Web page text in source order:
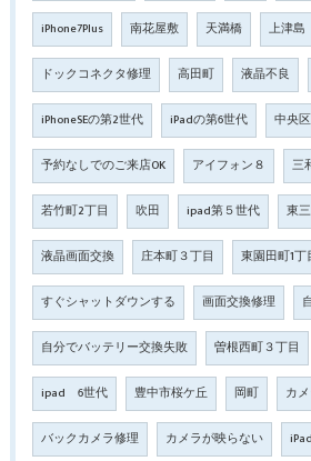
iPhone7Plus 南花屋敷 天満橋 上津島
ドックコネクタ修理 高田町 液晶不良
iPhoneSEの第2世代 iPadの第6世代 中央区
予約なしでのご来店OK アイフォン８ 三
若竹町2丁目 吹田 ipad第５世代 東
液晶画面交換 庄本町３丁目 東園田町1丁
すぐシャットダウンする 画面交換修理
自分でバッテリー交換失敗 曽根西町３丁目
ipad 6世代 豊中市桜ケ丘 岡町 カ
バックカメラ修理 カメラが映らない